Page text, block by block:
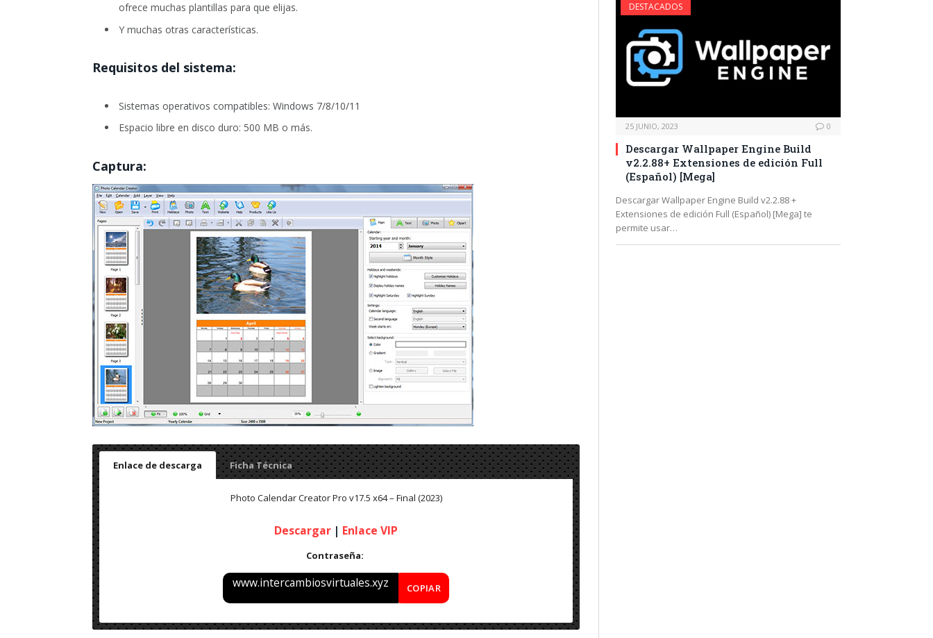
ofrece muchas plantillas para que elijas.
Y muchas otras características.
Requisitos del sistema:
Sistemas operativos compatibles: Windows 7/8/10/11
Espacio libre en disco duro: 500 MB o más.
Captura:
Enlace de descarga Ficha Técnica
Photo Calendar Creator Pro v17.5 x64 – Final (2023)
Descargar | Enlace VIP
Contraseña:
www.intercambiosvirtuales.xyz COPIAR
Nombre: Photo Calendar Creator Pro v17.5 x64 – Final (2023)
DESTACADOS
25 JUNIO, 2023 0
Descargar Wallpaper Engine Build
v2.2.88+ Extensiones de edición Full
(Español) [Mega]
Descargar Wallpaper Engine Build v2.2.88 +
Extensiones de edición Full (Español) [Mega] te
permite usar…